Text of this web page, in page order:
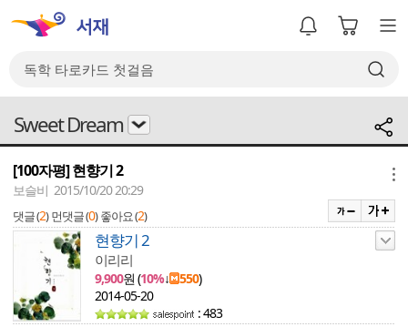
Sweet Dream
[100자평] 현향기 2
보슬비 2015/10/20 20:29
댓글 (2) 먼댓글 (0) 좋아요 (2)
현향기 2
이리리
9,900원 (10%↓ 550)
2014-05-20
: 483